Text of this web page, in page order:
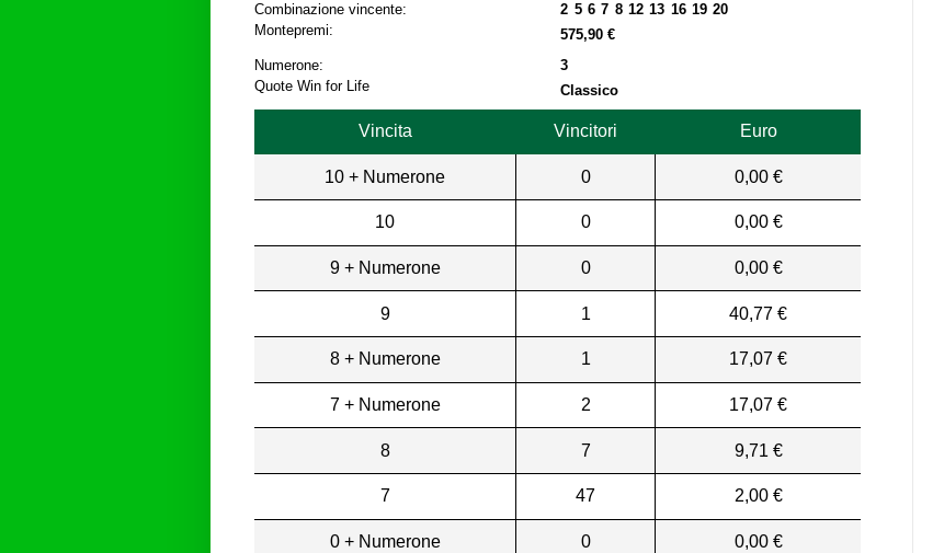
Combinazione vincente:
2 5 6 7 8 12 13 16 19 20
Montepremi:
575,90 €
Numerone:
3
Quote Win for Life
Classico
Vincita Vincitori Euro
10 + Numerone 0 0,00 €
10 0 0,00 €
9 + Numerone 0 0,00 €
9 1 40,77 €
8 + Numerone 1 17,07 €
7 + Numerone 2 17,07 €
8 7 9,71 €
7 47 2,00 €
0 + Numerone 0 0,00 €